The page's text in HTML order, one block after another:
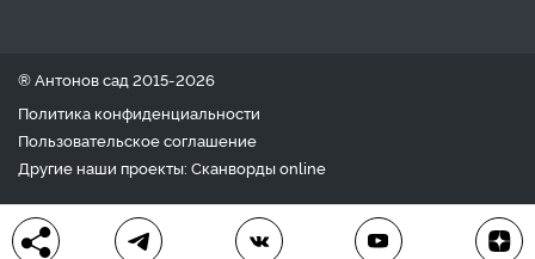
® Антонов сад 2015-2026
Политика конфиденциальности
Пользовательское соглашение
Другие наши проекты: Сканвордыonline
Любое использование материала допускается только с
письменного согласия редакции